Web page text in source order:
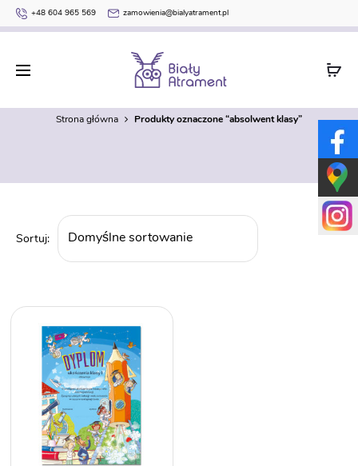
+48 604 965 569 zamowienia@bialyatrament.pl
absolwent klasy
Strona główna Produkty oznaczone “absolwent klasy”